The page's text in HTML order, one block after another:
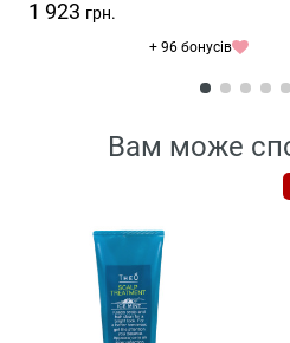
1 923 грн.
+ 96 бонусів
Вам може